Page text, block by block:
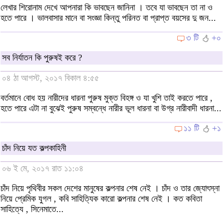
লেখার শিরোনাম দেখে আপনারা কি ভাবছেন জানিনা । তবে যা ভাবছেন তা না ও
হতে পারে । ভালবাসার মানে বা সংজ্ঞা কিন্তু পরিনত বা প্রাপ্ত বয়সের দু জন...
৩ টি
+০
সব নির্যাতন কি পুরুষই করে ?
০৪ ঠা আগস্ট, ২০১৭ বিকাল ৪:৫৫
বর্তমানে বোধ হয় নারীদের ধারনা পুরুষ মুক্ত বিহঙ্গ ও যা খুশি তাই করতে পারে ,
হতে পারে এটা না বুঝেই পুরুষ সম্বন্ধে নারীর ভূল ধারনা বা উগ্র নারীবাদী ধারনা...
১১ টি
+১
চাঁদ নিয়ে যত কল্পকাহিনী
০৬ ই মে, ২০১৭ রাত ১১:০৪
চাঁদ নিয়ে পৃথিবীর সকল দেশের মানুষের কল্পনার শেষ নেই । চাঁদ ও তার জ্যোৎস্না
নিয়ে প্রেমিক যুগল , কবি সাহিত্যিক কারো কল্পনার শেষ নেই । কত কবিতা
সাহিত্যে , সিনেমাতে...